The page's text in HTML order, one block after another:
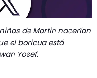
de Martin nacerían
el boricua está
Yosef.